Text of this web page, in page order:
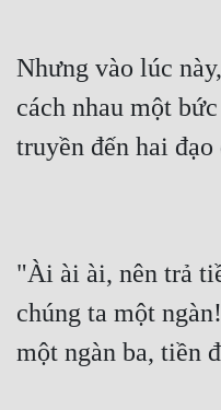
Nhưng vào lúc
cách nhau một
truyền đến hai
"Ài ài ài, nên trả
chúng ta một
một ngàn ba, tiền